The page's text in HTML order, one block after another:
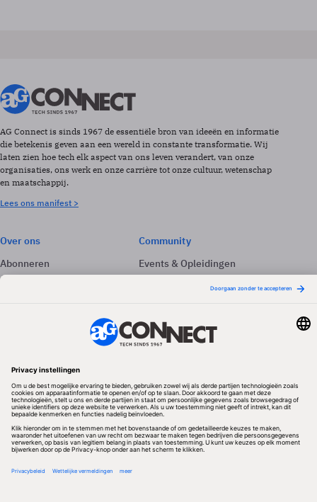
AG Connect is sinds 1967 de essentiële bron van ideeën en informatie
die betekenis geven aan een wereld in constante transformatie. Wij
laten zien hoe tech elk aspect van ons leven verandert, van onze
organisaties, ons werk en onze carrière tot onze cultuur, wetenschap
en maatschappij.
Lees ons manifest >
Over ons
Abonneren
Adverteren
Community
Events & Opleidingen
Nieuwsbrieven
Volg ons
Redactionele partner